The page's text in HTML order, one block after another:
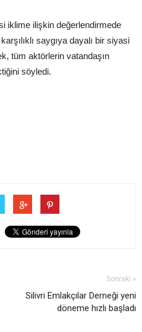
iklime ilişkin değerlendirmede
saygıya dayalı bir siyasi
tüm aktörlerin vatandaşın
söyledi.
Sonraki »
Silivri Emlakçılar Derneği yeni
döneme hızlı başladı